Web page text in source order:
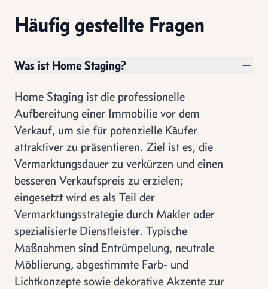
Häufig gestellte Fragen
Was ist Home Staging?
Home Staging ist die professionelle
Aufbereitung einer Immobilie vor dem
Verkauf, um sie für potenzielle Käufer
attraktiver zu präsentieren. Ziel ist es, die
Vermarktungsdauer zu verkürzen und einen
besseren Verkaufspreis zu erzielen;
eingesetzt wird es als Teil der
Vermarktungsstrategie durch Makler oder
spezialisierte Dienstleister. Typische
Maßnahmen sind Entrümpelung, neutrale
Möblierung, abgestimmte Farb- und
Lichtkonzepte sowie dekorative Akzente zur